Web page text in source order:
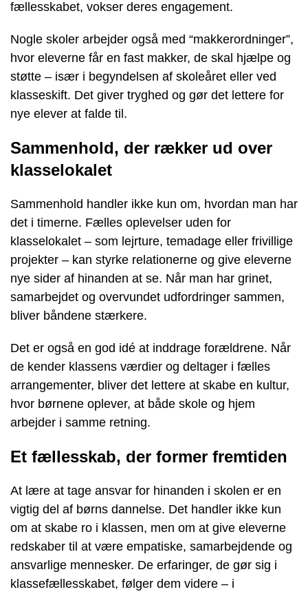
fællesskabet, vokser deres engagement.
Nogle skoler arbejder også med “makkerordninger”,
hvor eleverne får en fast makker, de skal hjælpe og
støtte – især i begyndelsen af skoleåret eller ved
klasseskift. Det giver tryghed og gør det lettere for
nye elever at falde til.
Sammenhold, der rækker ud over
klasselokalet
Sammenhold handler ikke kun om, hvordan man har
det i timerne. Fælles oplevelser uden for
klasselokalet – som lejrture, temadage eller frivillige
projekter – kan styrke relationerne og give eleverne
nye sider af hinanden at se. Når man har grinet,
samarbejdet og overvundet udfordringer sammen,
bliver båndene stærkere.
Det er også en god idé at inddrage forældrene. Når
de kender klassens værdier og deltager i fælles
arrangementer, bliver det lettere at skabe en kultur,
hvor børnene oplever, at både skole og hjem
arbejder i samme retning.
Et fællesskab, der former fremtiden
At lære at tage ansvar for hinanden i skolen er en
vigtig del af børns dannelse. Det handler ikke kun
om at skabe ro i klassen, men om at give eleverne
redskaber til at være empatiske, samarbejdende og
ansvarlige mennesker. De erfaringer, de gør sig i
klassefællesskabet, følger dem videre – i